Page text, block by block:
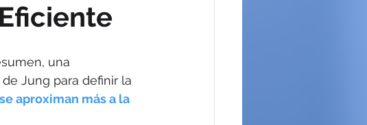
una
Jung para definir la
aproximan más a la